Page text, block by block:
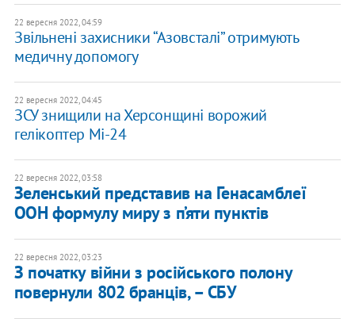
22 вересня 2022, 04:59
Звільнені захисники “Азовсталі” отримують
медичну допомогу
22 вересня 2022, 04:45
ЗСУ знищили на Херсонщині ворожий
гелікоптер Мі-24
22 вересня 2022, 03:58
Зеленський представив на Генасамблеї
ООН формулу миру з п’яти пунктів
22 вересня 2022, 03:23
З початку війни з російського полону
повернули 802 бранців, – СБУ